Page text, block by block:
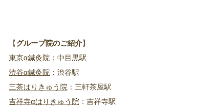
【グループ院のご紹介】
東京α鍼灸院 ：中目黒駅
渋谷α鍼灸院 ：渋谷駅
三茶はりきゅう院 ：三軒茶屋駅
吉祥寺αはりきゅう院 ：吉祥寺駅